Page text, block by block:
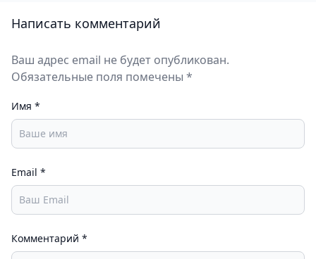
Написать комментарий
Ваш адрес email не будет опубликован.
Обязательные поля помечены *
Имя *
Email *
Комментарий *